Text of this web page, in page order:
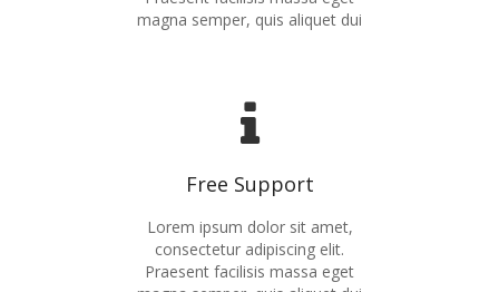
magna semper, quis aliquet dui
Free Support
Lorem ipsum dolor sit amet,
consectetur adipiscing elit.
Praesent facilisis massa eget